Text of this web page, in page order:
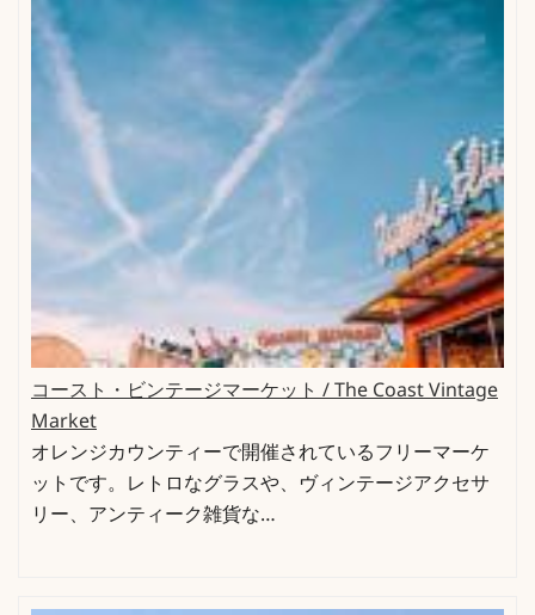
コースト・ビンテージマーケット / The Coast Vintage
Market
オレンジカウンティーで開催されているフリーマーケ
ットです。レトロなグラスや、ヴィンテージアクセサ
リー、アンティーク雑貨な…